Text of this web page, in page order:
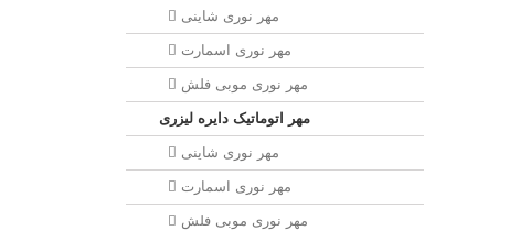
مهر نوری شاینی
مهر نوری اسمارت
مهر نوری موبی فلش
مهر اتوماتیک دايره لیزری
مهر نوری شاینی
مهر نوری اسمارت
مهر نوری موبی فلش